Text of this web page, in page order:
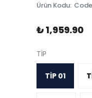
Ürün Kodu:
₺ 1,959.90
TİP
TİP 01